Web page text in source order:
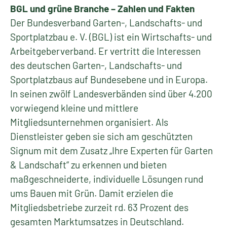
BGL und grüne Branche – Zahlen und Fakten
Der Bundesverband Garten-, Landschafts- und
Sportplatzbau e. V. (BGL) ist ein Wirtschafts- und
Arbeitgeberverband. Er vertritt die Interessen
des deutschen Garten-, Landschafts- und
Sportplatzbaus auf Bundesebene und in Europa.
In seinen zwölf Landesverbänden sind über 4.200
vorwiegend kleine und mittlere
Mitgliedsunternehmen organisiert. Als
Dienstleister geben sie sich am geschützten
Signum mit dem Zusatz „Ihre Experten für Garten
& Landschaft“ zu erkennen und bieten
maßgeschneiderte, individuelle Lösungen rund
ums Bauen mit Grün. Damit erzielen die
Mitgliedsbetriebe zurzeit rd. 63 Prozent des
gesamten Marktumsatzes in Deutschland.